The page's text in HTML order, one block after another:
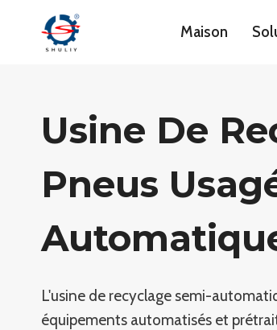
Maison
Usine De
Pneus
L'usine de recyclage semi-
équipements automatisés et